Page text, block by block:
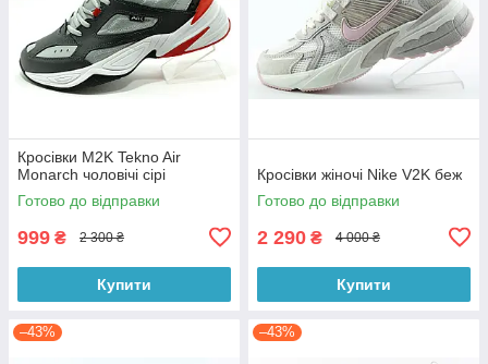
Кросівки M2K Tekno Air
Monarch чоловічі сірі
Готово до відправки
999 ₴ 2 300 ₴
Купити
Кросівки жіночі Nike V2K беж
Готово до відправки
2 290 ₴ 4 000 ₴
Купити
–43% –43%